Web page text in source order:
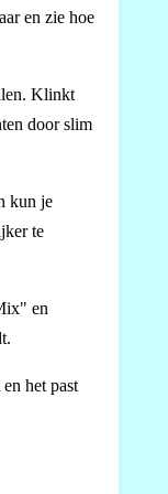
en zie hoe
Klinkt
door slim
kun je
te
en
het past